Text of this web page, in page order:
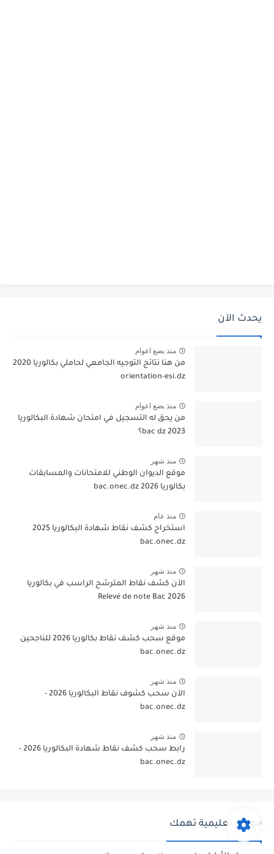
يحدث الآن
منذ بضع اعوام
من هنا نتائج التوجيه الجامعي لحاملي بكالوريا 2020
orientation-esi.dz
منذ بضع اعوام
من يحق له التسجيل في امتحان شهادة البكالوريا
bac dz 2023؟
منذ شهر
موقع الديوان الوطني للامتحانات والمسابقات
بكالوريا 2026 bac.onec.dz
منذ عام
استخراج كشف نقاط شهادة البكالوريا 2025
bac.onec.dz
منذ شهر
الآن كشف نقاط المترشح الراسب في بكالوريا
2026 Relevé de note Bac
منذ شهر
موقع سحب كشف نقاط بكالوريا 2026 للناجحين
bac.onec.dz
منذ شهر
الآن سحب كشوف نقاط البكالوريا 2026 -
bac.onec.dz
منذ شهر
رابط سحب كشف نقاط شهادة البكالوريا 2026 -
bac.onec.dz
مواقع تعليمية تهمك